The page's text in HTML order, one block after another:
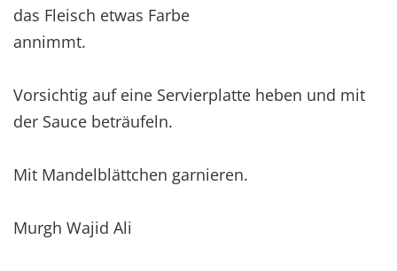
das Fleisch etwas Farbe
annimmt.
Vorsichtig auf eine Servierplatte heben und mit
der Sauce beträufeln.
Mit Mandelblättchen garnieren.
Murgh Wajid Ali